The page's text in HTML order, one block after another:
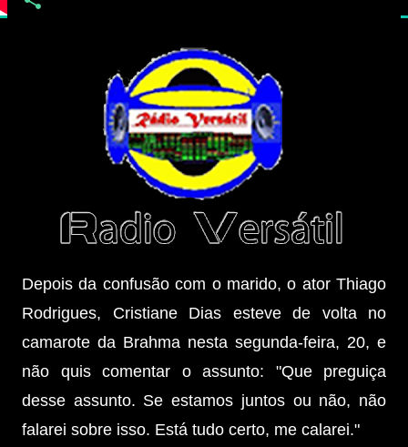
Depois da confusão com o marido, o ator Thiago
Rodrigues, Cristiane Dias esteve de volta no
camarote da Brahma nesta segunda-feira, 20, e
não quis comentar o assunto: "Que preguiça
desse assunto. Se estamos juntos ou não, não
falarei sobre isso. Está tudo certo, me calarei."